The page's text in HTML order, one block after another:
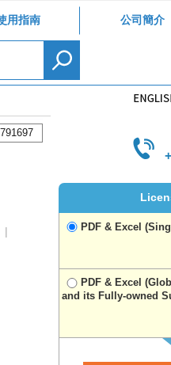
用指南 公司簡介
| PDF & Excel
PDF & Excel
and its Fully-owned